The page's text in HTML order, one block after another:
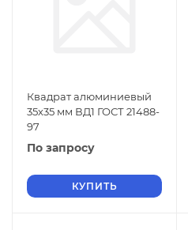
Квадрат алюминиевый
35х35 мм ВД1 ГОСТ 21488-
97
По запросу
КУПИТЬ